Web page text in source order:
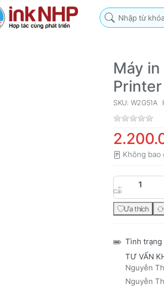
Nhập từ khóa tìm
Máy
SKU: W2G51A
Không bao
Cái
Ưa thích
Tình trạng
TƯ VẤN
Nguyễn
Nguyễn